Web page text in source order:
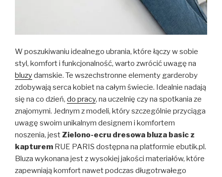
W poszukiwaniu idealnego ubrania, które łączy w sobie
styl, komfort i funkcjonalność, warto zwrócić uwagę na
bluzydamskie. Te wszechstronne elementy garderoby
zdobywają serca kobiet na całym świecie. Idealnie nadają
się na co dzień, do pracy, na uczelnię czy na spotkania ze
znajomymi. Jednym z modeli, który szczególnie przyciąga
uwagę swoim unikalnym designem i komfortem
noszenia, jest Zielono-ecru dresowa bluza basic z
kapturem RUE PARIS dostępna na platformie ebutik.pl.
Bluza wykonana jest z wysokiej jakości materiałów, które
zapewniają komfort nawet podczas długotrwałego